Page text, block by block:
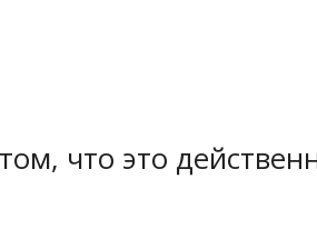
что это